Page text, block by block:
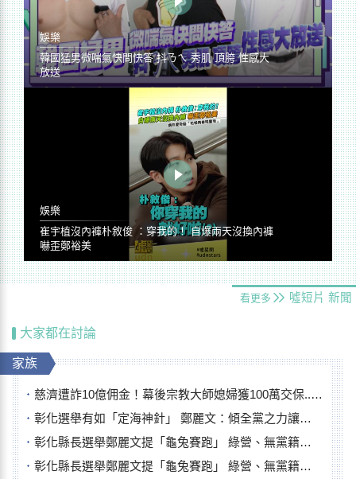
娛樂
韓國猛男微喘氣快問快答 抖ㄋㄟ 秀肌 頂胯 性感大
放送
娛樂
崔宇植沒內褲朴敘俊 ：穿我的！ 自爆兩天沒換內褲
嚇歪鄭裕美
看更多 噓短片 新聞
大家都在討論
家族
慈濟遭詐10億佣金！幕後宗教大師媳婦獲100萬交保...快步奔離不發一語
彰化選舉有如「定海神針」 鄭麗文：傾全黨之力讓彰化贏
彰化縣長選舉鄭麗文提「龜兔賽跑」 綠營、無黨籍忙否認是烏龜
彰化縣長選舉鄭麗文提「龜兔賽跑」 綠營、無黨籍忙否認是烏龜